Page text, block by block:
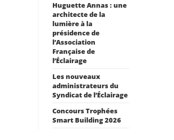
Huguette Annas : une
architecte de la
lumière à la
présidence de
l’Association
Française de
l’Éclairage
Les nouveaux
administrateurs du
Syndicat de l’Éclairage
Concours Trophées
Smart Building 2026